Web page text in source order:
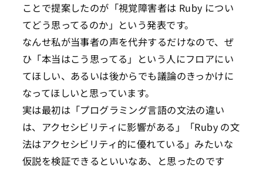
ことで提案したのが「視覚障害者は Ruby につい
てどう思ってるのか」という発表です。
なんせ私が当事者の声を代弁するだけなので、ぜ
ひ「本当はこう思ってる」という人にフロアにい
てほしい、あるいは後からでも議論のきっかけに
なってほしいと思っています。
実は最初は「プログラミング言語の文法の違い
は、アクセシビリティに影響がある」「Ruby の文
法はアクセシビリティ的に優れている」みたいな
仮説を検証できるといいなあ、と思ったのです